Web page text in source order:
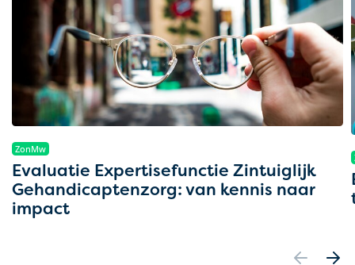
ZonMw
Evaluatie Expertisefunctie Zintuiglijk
Gehandicaptenzorg: van kennis naar
impact